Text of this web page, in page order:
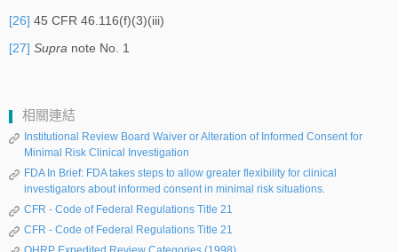
[26] 45 CFR 46.116(f)(3)(iii)
[27] Supra note No. 1
相關連結
Institutional Review Board Waiver or Alteration of Informed Consent for
Minimal Risk Clinical Investigation
FDA In Brief: FDA takes steps to allow greater flexibility for clinical
investigators about informed consent in minimal risk situations.
CFR - Code of Federal Regulations Title 21
CFR - Code of Federal Regulations Title 21